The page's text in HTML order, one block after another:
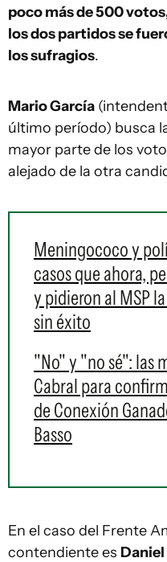
poco más de 500
los dos partidos se
los sufragios.
Mario García
último período) busca
mayor parte de los
alejado de la otra
Meningococo y
casos que ahora,
y pidieron al MSP
sin éxito
"No" y "no sé": las
Cabral para
de Conexión
Basso
En el caso del Frente
contendiente es